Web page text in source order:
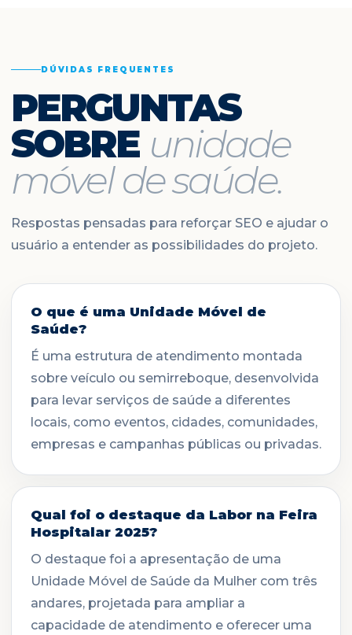
DÚVIDAS FREQUENTES
PERGUNTAS
SOBRE unidade
móvel de saúde.
Respostas pensadas para reforçar SEO e ajudar o
usuário a entender as possibilidades do projeto.
O que é uma Unidade Móvel de
Saúde?
É uma estrutura de atendimento montada
sobre veículo ou semirreboque, desenvolvida
para levar serviços de saúde a diferentes
locais, como eventos, cidades, comunidades,
empresas e campanhas públicas ou privadas.
Qual foi o destaque da Labor na Feira
Hospitalar 2025?
O destaque foi a apresentação de uma
Unidade Móvel de Saúde da Mulher com três
andares, projetada para ampliar a
capacidade de atendimento e oferecer uma